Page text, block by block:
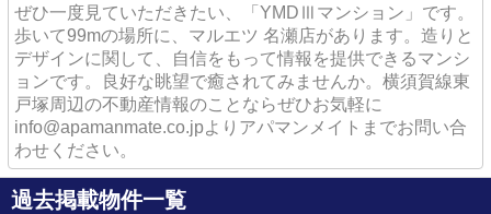
ぜひ一度見ていただきたい、「YMDⅢマンション」です。
歩いて99mの場所に、マルエツ 名瀬店があります。造りと
デザインに関して、自信をもって情報を提供できるマンシ
ョンです。良好な眺望で癒されてみませんか。横須賀線東
戸塚周辺の不動産情報のことならぜひお気軽に
info@apamanmate.co.jpよりアパマンメイトまでお問い合
わせください。
過去掲載物件一覧